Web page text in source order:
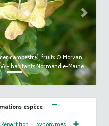
campestre), fruits © Morvan
- habitants Normandie-Maine
Next
espèce
Répartition Synonymes